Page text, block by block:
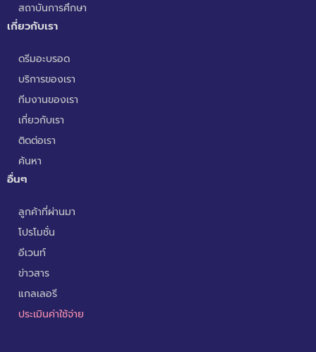
สถาบันการศึกษา
เกี่ยวกับเรา
ดรีมอะบรอด
บริการของเรา
ทีมงานของเรา
เกี่ยวกับเรา
ติดต่อเรา
ค้นหา
อื่นๆ
ลูกค้าที่ผ่านมา
โปรโมชั่น
อีเวนท์
ข่าวสาร
แกลเลอรี
ประเมินค่าใช้จ่าย